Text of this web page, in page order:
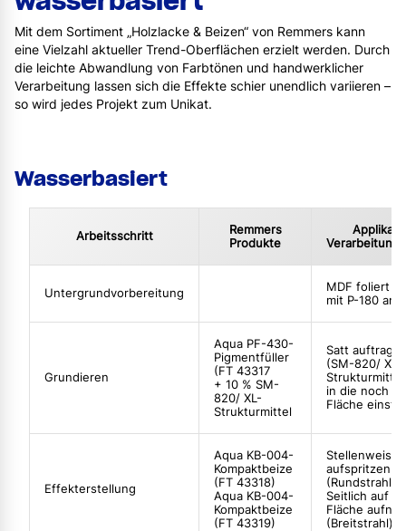
Mit dem Sortiment „Holzlacke & Beizen“ von Remmers kann
eine Vielzahl aktueller Trend-Oberflächen erzielt werden. Durch
die leichte Abwandlung von Farbtönen und handwerklicher
Verarbeitung lassen sich die Effekte schier unendlich variieren –
so wird jedes Projekt zum Unikat.
Wasserbasiert
Arbeitsschritt
Remmers
Produkte
Untergrundvorbereitung
MDF foliert
mit P-180
Grundieren
Aqua PF-430-
Pigmentfüller
(FT 43317
+ 10 % SM-
820/ XL-
Strukturmittel
Satt
(SM-820/ XL-)
in die noch
Fläche
Effekterstellung
Aqua KB-004-
Kompaktbeize
(FT 43318)
Aqua KB-004-
Kompaktbeize
(FT 43319)
Stellenweise
aufspritzen
(Rundstrahl)
Seitlich auf
Fläche
(Breitstrahl)